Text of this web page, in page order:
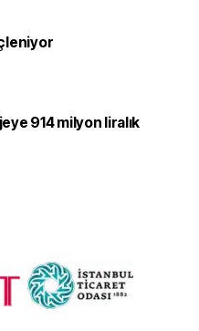
914 milyon liralık